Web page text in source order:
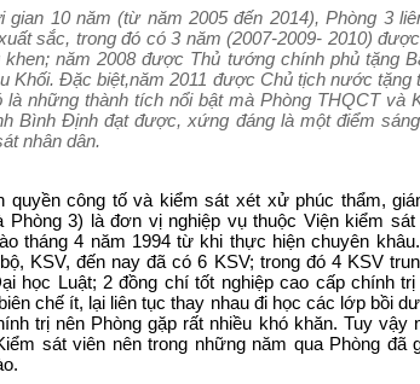
gian 10 năm (từ năm 2005 đến 2014), Phòng 3
sắc, trong đó có 3 năm (2007-2009- 2010)
khen; năm 2008 được Thủ tướng chính phủ tặng
Khối. Đặc biệt,năm 2011 được Chủ tịch nước
là những thành tích nổi bật mà Phòng THQCT và
Bình Định đạt được, xứng đáng là một điểm
nhân dân.
quyền công tố và kiểm sát xét xử phúc thẩm,
Phòng 3) là đơn vị nghiệp vụ thuộc Viện kiểm
tháng 4 năm 1994 từ khi thực hiện chuyên
KSV, đến nay đã có 6 KSV; trong đó 4 KSV
học Luật; 2 đồng chí tốt nghiệp cao cấp chính
chế ít, lại liên tục thay nhau đi học các lớp bồi
trị nên Phòng gặp rất nhiều khó khăn. Tuy
sát viên nên trong những năm qua Phòng đã